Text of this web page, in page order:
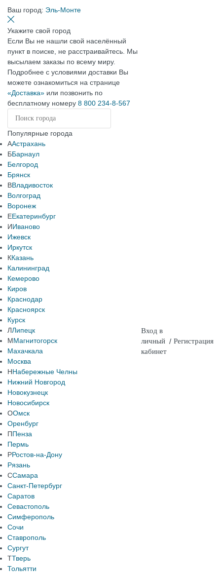
Ваш город: Эль-Монте
Укажите свой город
Если Вы не нашли свой населённый
пункт в поиске, не расстраивайтесь. Мы
высылаем заказы по всему миру.
Подробнее с условиями доставки Вы
можете ознакомиться на странице
«Доставка» или позвонить по
бесплатному номеру 8 800 234-8-567
Популярные города
ААстрахань
ББарнаул
Белгород
Брянск
ВВладивосток
Волгоград
Воронеж
ЕЕкатеринбург
ИИваново
Ижевск
Иркутск
ККазань
Калининград
Кемерово
Киров
Краснодар
Красноярск
Курск
ЛЛипецк
ММагнитогорск
Махачкала
Москва
ННабережные Челны
Нижний Новгород
Новокузнецк
Новосибирск
ООмск
Оренбург
ППенза
Пермь
РРостов-на-Дону
Рязань
ССамара
Санкт-Петербург
Саратов
Севастополь
Симферополь
Сочи
Ставрополь
Сургут
ТТверь
Тольятти
Вход в
личный
кабинет
/ Регистрация